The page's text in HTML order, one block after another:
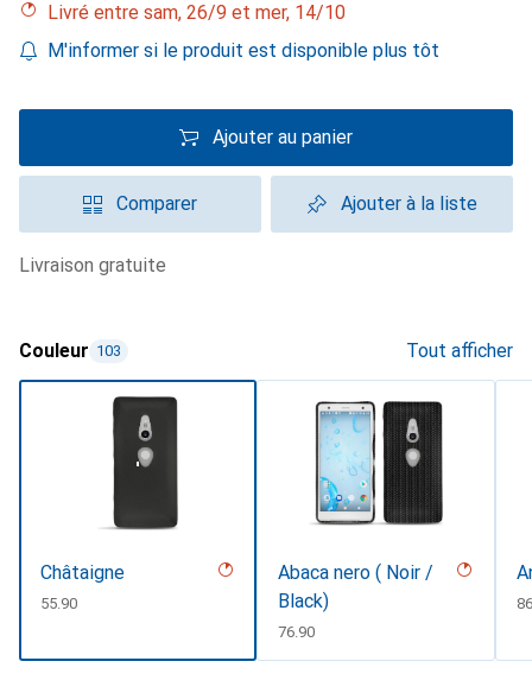
Livré entre sam, 26/9 et mer, 14/10
M'informer si le produit est disponible plus tôt
Ajouter au panier
Comparer Ajouter à la liste
livraison gratuite
Couleur 103 Tout afficher
Châtaigne
CHF
55.90
Abaca nero ( Noir /
Black)
CHF
76.90